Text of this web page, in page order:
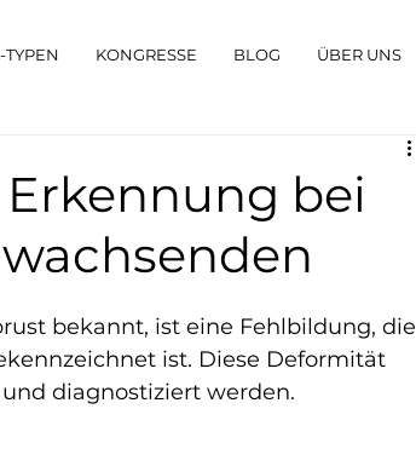
TYPEN KONGRESSE BLOG ÜBER UNS
bei
bekannt, ist eine Fehlbildung, die
ist. Diese Deformität
diagnostiziert werden.